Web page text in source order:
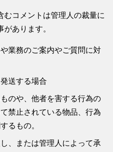
むコメントは管理人の裁量に
あります。
業務のご案内やご質問に対
送する場合
のや、他者を害する行為の
禁止されている物品、行為
るもの。
、または管理人によって承